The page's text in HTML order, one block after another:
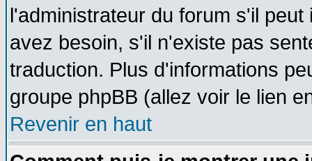
l'administrateur du forum s'il
avez besoin, s'il n'existe pas
traduction. Plus d'informations
groupe phpBB (allez voir le lien
Revenir en haut